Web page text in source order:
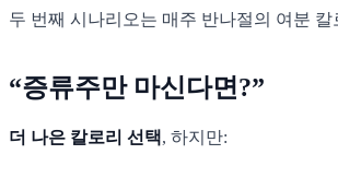
두 번째 시나리오는 매주 반나절의 여분 칼
“증류주만 마신다면?”
더 나은 칼로리 선택, 하지만: